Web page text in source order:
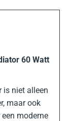
60 Watt
is niet alleen
maar ook
moderne